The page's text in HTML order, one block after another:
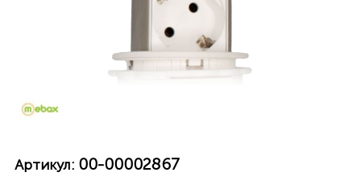
Артикул: 00-00002867